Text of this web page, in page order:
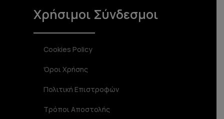
Χρήσιμοι Σύνδεσμοι
Cookies Policy
Όροι Χρήσης
Πολιτική Επιστροφών
Τρόποι Αποστολής